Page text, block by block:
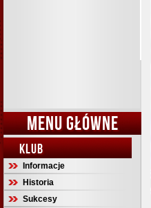
MENU GŁÓWNE
KLUB
Informacje
Historia
Sukcesy